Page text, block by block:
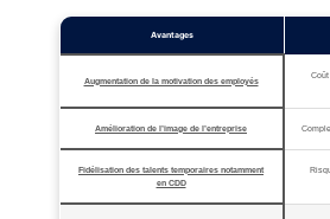
Avantages
Augmentation de la motivation des employés
Amélioration de l’image de l’entreprise
Fidélisation des talents temporaires notamment
en CDD